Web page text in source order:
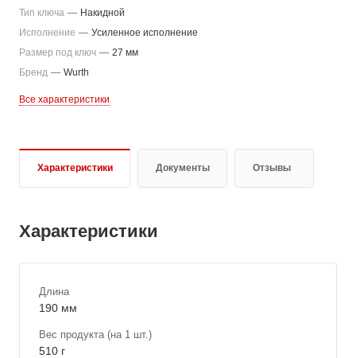
Тип ключа — Накидной
Исполнение — Усиленное исполнение
Размер под ключ — 27 мм
Бренд — Wurth
Все характеристики
Характеристики Документы Отзывы
Характеристики
Длина
190 мм
Вес продукта (на 1 шт.)
510 г